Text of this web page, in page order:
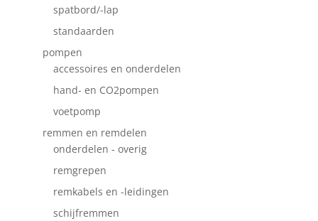
spatbord/-lap
standaarden
pompen
accessoires en onderdelen
hand- en CO2pompen
voetpomp
remmen en remdelen
onderdelen - overig
remgrepen
remkabels en -leidingen
schijfremmen